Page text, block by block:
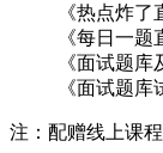
《热点炸了
《每日一题
《面试题库
《面试题库
注：配赠线上课